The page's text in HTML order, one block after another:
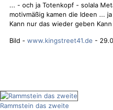
... - och ja Totenkopf - solala
motivmäßig kamen die Ideen ...
Kann nur das wieder geben
Bild - www.kingstreet41.de -
Rammstein das zweite